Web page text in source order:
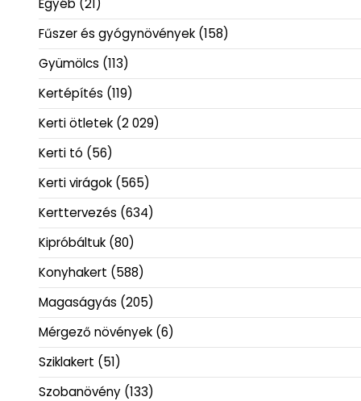
Egyéb (21)
Fűszer és gyógynövények (158)
Gyümölcs (113)
Kertépítés (119)
Kerti ötletek (2 029)
Kerti tó (56)
Kerti virágok (565)
Kerttervezés (634)
Kipróbáltuk (80)
Konyhakert (588)
Magaságyás (205)
Mérgező növények (6)
Sziklakert (51)
Szobanövény (133)